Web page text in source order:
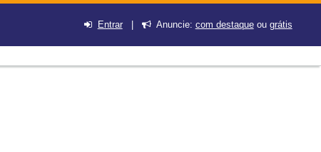
Entrar| Anuncie: com destaqueou grátis